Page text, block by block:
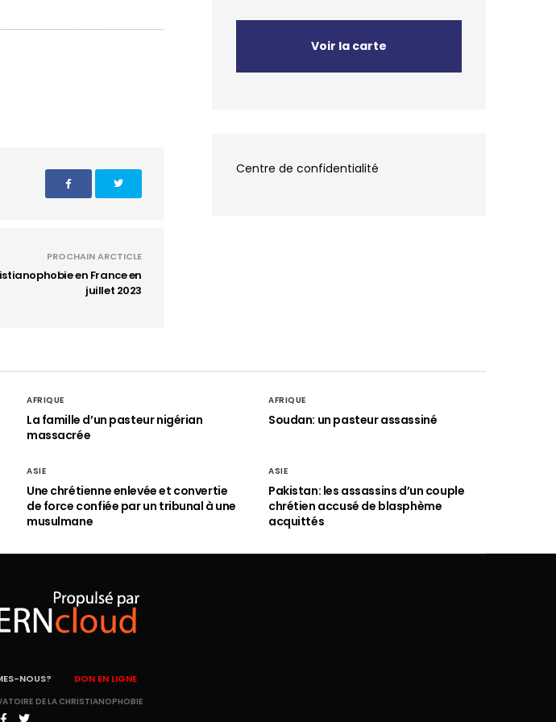
PROCHAIN ARCTICLE
en France en
juillet 2023
Voir la carte
Centre de confidentialité
AFRIQUE
La famille d’un pasteur nigérian
massacrée
AFRIQUE
Soudan: un pasteur assassiné
ASIE
Une chrétienne enlevée et convertie
de force confiée par un tribunal à une
musulmane
ASIE
Pakistan: les assassins d’un couple
chrétien accusé de blasphème
acquittés
NOUS? DON EN LIGNE
DE LA CHRISTIANOPHOBIE